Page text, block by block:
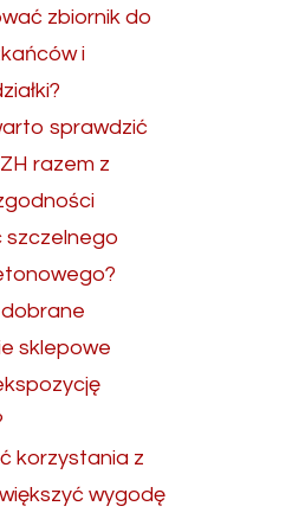
zbiornik do
i
sprawdzić
razem z
szczelnego
sklepowe
korzystania z
wygodę